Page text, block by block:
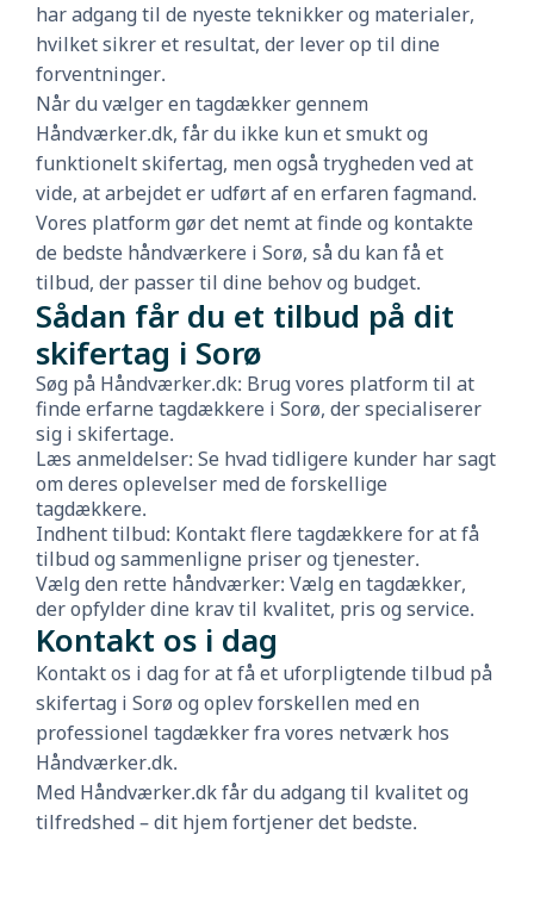
har adgang til de nyeste teknikker og materialer,
hvilket sikrer et resultat, der lever op til dine
forventninger.
Når du vælger en tagdækker gennem
Håndværker.dk, får du ikke kun et smukt og
funktionelt skifertag, men også trygheden ved at
vide, at arbejdet er udført af en erfaren fagmand.
Vores platform gør det nemt at finde og kontakte
de bedste håndværkere i Sorø, så du kan få et
tilbud, der passer til dine behov og budget.
Sådan får du et tilbud på dit
skifertag i Sorø
Søg på Håndværker.dk: Brug vores platform til at
finde erfarne tagdækkere i Sorø, der specialiserer
sig i skifertage.
Læs anmeldelser: Se hvad tidligere kunder har sagt
om deres oplevelser med de forskellige
tagdækkere.
Indhent tilbud: Kontakt flere tagdækkere for at få
tilbud og sammenligne priser og tjenester.
Vælg den rette håndværker: Vælg en tagdækker,
der opfylder dine krav til kvalitet, pris og service.
Kontakt os i dag
Kontakt os i dag for at få et uforpligtende tilbud på
skifertag i Sorø og oplev forskellen med en
professionel tagdækker fra vores netværk hos
Håndværker.dk.
Med Håndværker.dk får du adgang til kvalitet og
tilfredshed – dit hjem fortjener det bedste.